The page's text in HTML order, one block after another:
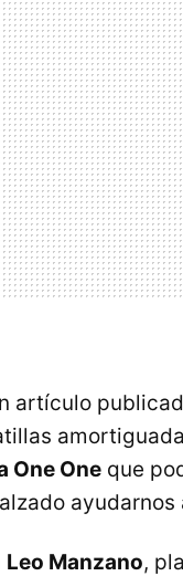
artículo
One One que
Leo Manzano,